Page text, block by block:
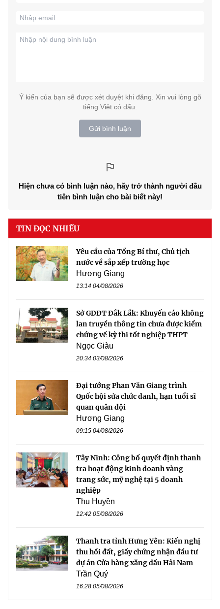
Ý kiến của bạn sẽ được xét duyệt khi đăng. Xin vui lòng gõ
tiếng Việt có dấu.
Gửi bình luận
Hiện chưa có bình luận nào, hãy trở thành người đầu
tiên bình luận cho bài biết này!
TIN ĐỌC NHIỀU
Yêu cầu của Tổng Bí thư, Chủ tịch
nước về sắp xếp trường học
Hương Giang
13:14 04/08/2026
Sở GDĐT Đắk Lắk: Khuyến cáo không
lan truyền thông tin chưa được kiểm
chứng về kỳ thi tốt nghiệp THPT
Ngọc Giàu
20:34 03/08/2026
Đại tướng Phan Văn Giang trình
Quốc hội sửa chức danh, hạn tuổi sĩ
quan quân đội
Hương Giang
09:15 04/08/2026
Tây Ninh: Công bố quyết định thanh
tra hoạt động kinh doanh vàng
trang sức, mỹ nghệ tại 5 doanh
nghiệp
Thu Huyền
12:42 05/08/2026
Thanh tra tỉnh Hưng Yên: Kiến nghị
thu hồi đất, giấy chứng nhận đầu tư
dự án Cửa hàng xăng dầu Hải Nam
Trần Quý
16:28 05/08/2026